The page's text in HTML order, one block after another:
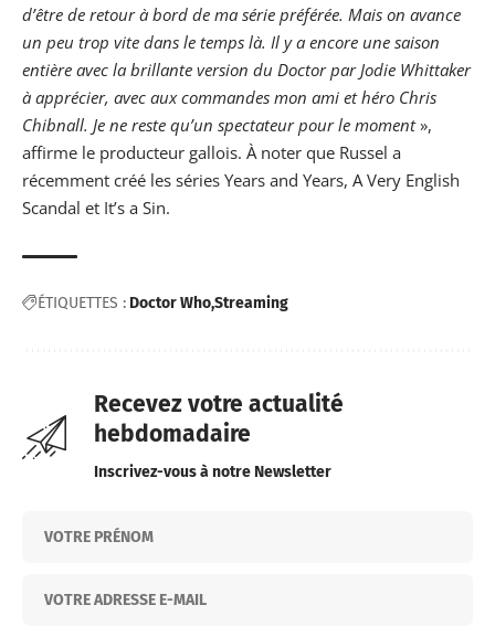
d’être de retour à bord de ma série préférée. Mais on avance
un peu trop vite dans le temps là. Il y a encore une saison
entière avec la brillante version du Doctor parJodie Whittaker
à apprécier, avec aux commandes mon ami et héro Chris
Chibnall. Je ne reste qu’un spectateur pour le moment»,
affirme le producteur gallois. À noter que Russel a
récemment créé les séries Years and Years, A Very English
Scandal et It’s a Sin.
ÉTIQUETTES : Doctor WhoStreaming
Recevez votre actualité
hebdomadaire
Inscrivez-vous à notre Newsletter